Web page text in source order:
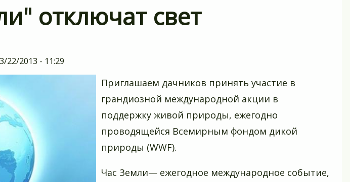
отключат свет
22/2013 - 11:29
Приглашаем дачников принять участие в
грандиозной международной акции в
поддержку живой природы, ежегодно
проводящейся Всемирным фондом дикой
природы (WWF).
Час Земли— ежегодное международное событие,